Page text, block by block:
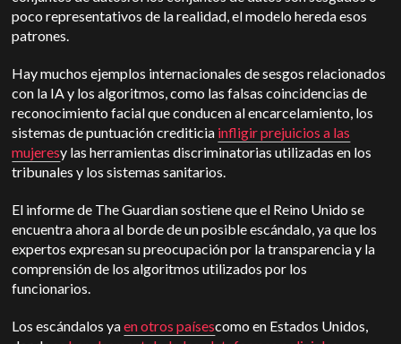
poco representativos de la realidad, el modelo hereda esos
patrones.
Hay muchos ejemplos internacionales de sesgos relacionados
con la IA y los algoritmos, como las falsas coincidencias de
reconocimiento facial que conducen al encarcelamiento, los
sistemas de puntuación crediticia infligir prejuicios a las
mujeresy las herramientas discriminatorias utilizadas en los
tribunales y los sistemas sanitarios.
El informe de The Guardian sostiene que el Reino Unido se
encuentra ahora al borde de un posible escándalo, ya que los
expertos expresan su preocupación por la transparencia y la
comprensión de los algoritmos utilizados por los
funcionarios.
Los escándalos yaen otros paísescomo en Estados Unidos,